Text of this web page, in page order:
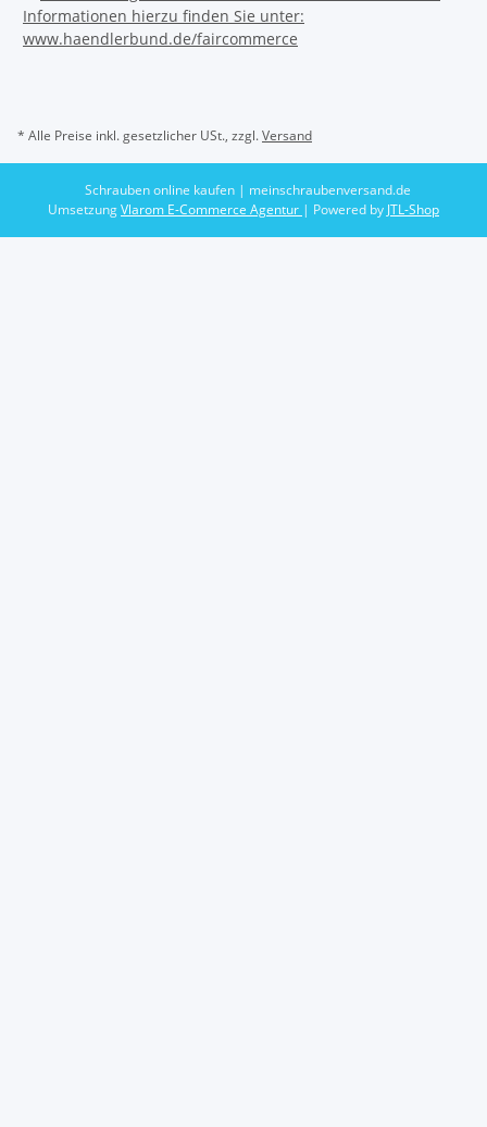
* Alle Preise inkl. gesetzlicher USt., zzgl.Versand
Schrauben online kaufen | meinschraubenversand.de
UmsetzungVlarom E-Commerce Agentur | Powered by JTL-Shop